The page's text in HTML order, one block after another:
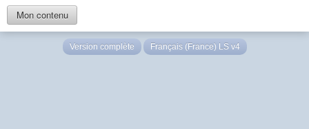
Mon contenu
Version complète Français (France) LS v4